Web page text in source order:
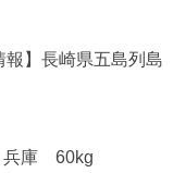
報】長崎県五島列島
兵庫 60kg